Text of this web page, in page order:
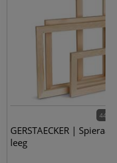
44
GERSTAECKER |
leeg